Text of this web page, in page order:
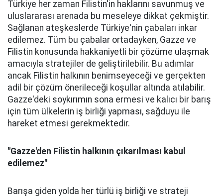
Türkiye her zaman Filistin'in haklarını savunmuş ve
uluslararası arenada bu meseleye dikkat çekmiştir.
Sağlanan ateşkeslerde Türkiye'nin çabaları inkar
edilemez. Tüm bu çabalar ortadayken, Gazze ve
Filistin konusunda hakkaniyetli bir çözüme ulaşmak
amacıyla stratejiler de geliştirilebilir. Bu adımlar
ancak Filistin halkının benimseyeceği ve gerçekten
adil bir çözüm önerileceği koşullar altında atılabilir.
Gazze'deki soykırımın sona ermesi ve kalıcı bir barış
için tüm ülkelerin iş birliği yapması, sağduyu ile
hareket etmesi gerekmektedir.
"Gazze'den Filistin halkının çıkarılması kabul
edilemez"
Barışa giden yolda her türlü iş birliği ve strateji